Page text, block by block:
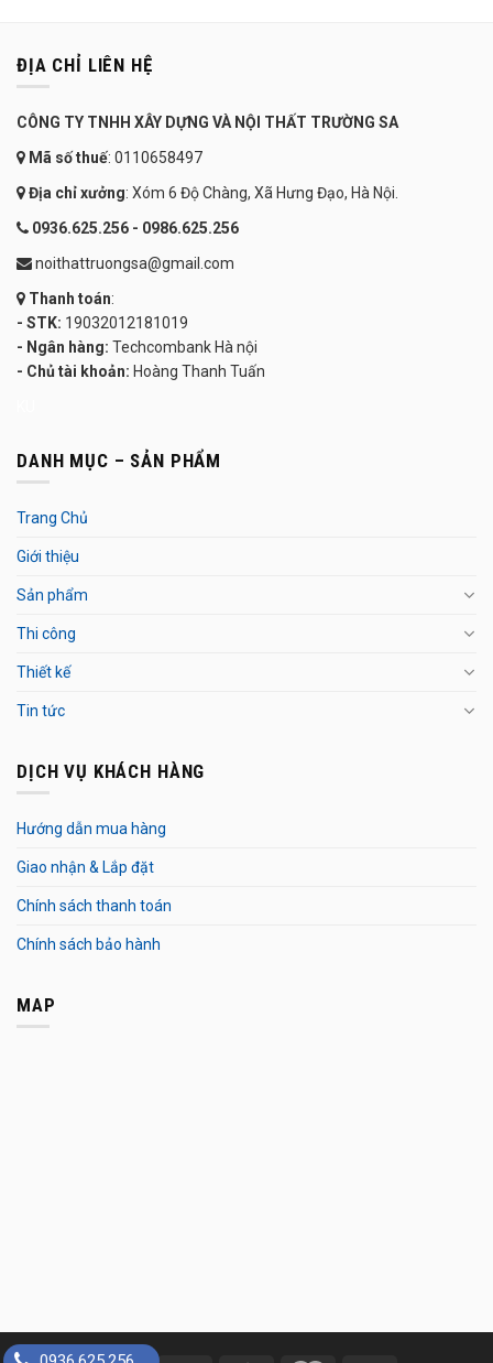
ĐỊA CHỈ LIÊN HỆ
CÔNG TY TNHH XÂY DỰNG VÀ NỘI THẤT TRƯỜNG SA
Mã số thuế: 0110658497
Địa chỉ xưởng: Xóm 6 Độ Chàng, Xã Hưng Đạo, Hà Nội.
0936.625.256 - 0986.625.256
noithattruongsa@gmail.com
Thanh toán:
- STK: 19032012181019
- Ngân hàng: Techcombank Hà nội
- Chủ tài khoản: Hoàng Thanh Tuấn
DANH MỤC – SẢN PHẨM
Trang Chủ
Giới thiệu
Sản phẩm
Thi công
Thiết kế
Tin tức
DỊCH VỤ KHÁCH HÀNG
Hướng dẫn mua hàng
Giao nhận & Lắp đặt
Chính sách thanh toán
Chính sách bảo hành
MAP